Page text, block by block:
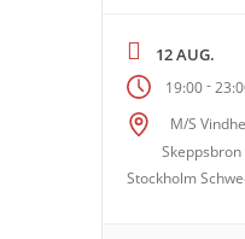
12 AUG.
19:00-
M/S
Stockholm